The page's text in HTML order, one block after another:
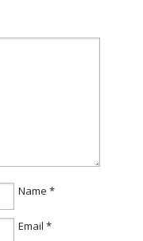
Name *
Email *